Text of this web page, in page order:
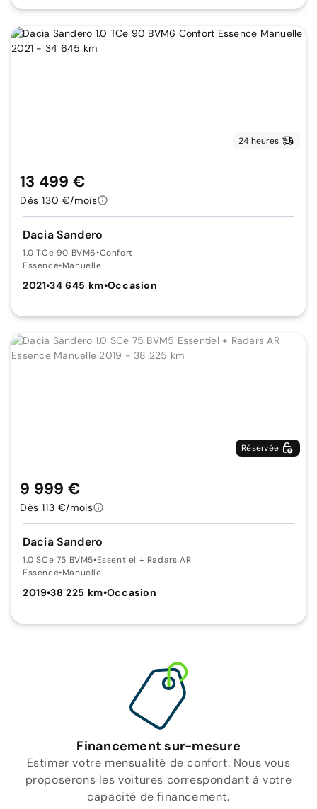
24 heures
Dacia Sandero
1.0 TCe 90 BVM6•Confort
Essence•Manuelle
2021•34 645 km•Occasion
13 499 €
Dès 130 €/mois
Réservée
Dacia Sandero
1.0 SCe 75 BVM5•Essentiel + Radars AR
Essence•Manuelle
2019•38 225 km•Occasion
9 999 €
Dès 113 €/mois
Financement sur-mesure
Estimer votre mensualité de confort. Nous vous
proposerons les voitures correspondant à votre
capacité de financement.